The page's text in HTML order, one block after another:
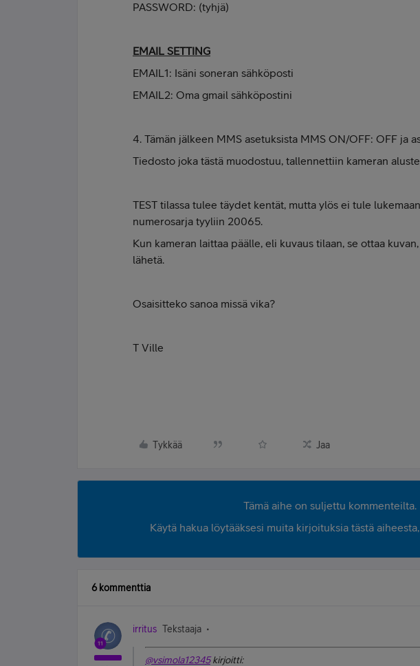
PASSWORD: (tyhjä)
EMAIL SETTING
EMAIL1: Isäni soneran sähköposti
EMAIL2: Oma gmail sähköpostini
4. Tämän jälkeen MMS asetuksista MMS ON/OFF: OFF ja
Tiedosto joka tästä muodostuu, tallennettiin kameran
TEST tilassa tulee täydet kentät, mutta ylös ei tule
numerosarja tyyliin 20065.
Kun kameran laittaa päälle, eli kuvaus tilaan, se ottaa
lähetä.
Osaisitteko sanoa missä vika?
T Ville
Tykkää Jaa
Tämä aihe on suljettu kommenteilta.
Käytä hakua löytääksesi muita kirjoituksia tästä
6 kommenttia
irritus Tekstaaja
@vsimola12345kirjoitti: